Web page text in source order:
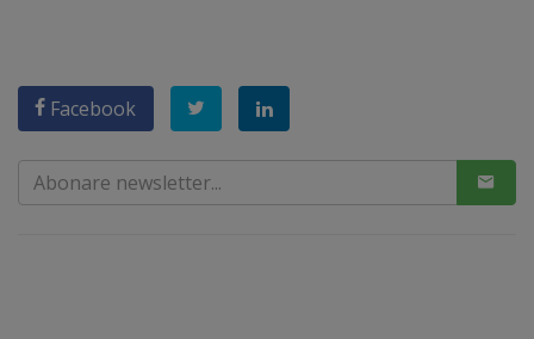
Facebook